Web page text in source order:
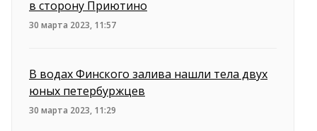
в сторону Приютино
30 марта 2023, 11:57
В водах Финского залива нашли тела двух
юных петербуржцев
30 марта 2023, 11:29